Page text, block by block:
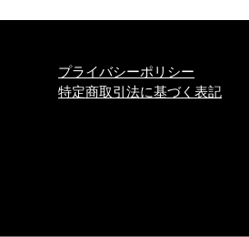
プライバシーポリシー
特定商取引法に基づく表記